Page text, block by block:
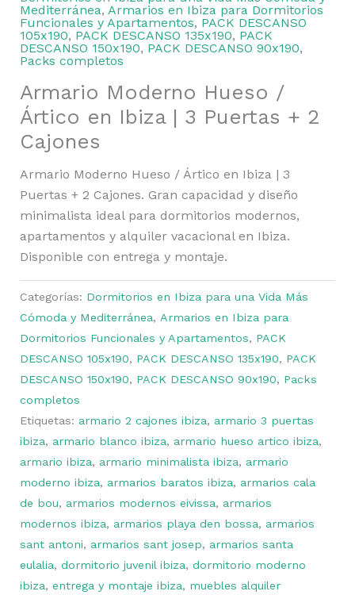
Mediterránea, Armarios en Ibiza para Dormitorios
Funcionales y Apartamentos, PACK DESCANSO
105x190, PACK DESCANSO 135x190, PACK
DESCANSO 150x190, PACK DESCANSO 90x190,
Packs completos
Armario Moderno Hueso /
Ártico en Ibiza | 3 Puertas + 2
Cajones
Armario Moderno Hueso / Ártico en Ibiza | 3
Puertas + 2 Cajones. Gran capacidad y diseño
minimalista ideal para dormitorios modernos,
apartamentos y alquiler vacacional en Ibiza.
Disponible con entrega y montaje.
Categorías: Dormitorios en Ibiza para una Vida Más
Cómoda y Mediterránea, Armarios en Ibiza para
Dormitorios Funcionales y Apartamentos, PACK
DESCANSO 105x190, PACK DESCANSO 135x190, PACK
DESCANSO 150x190, PACK DESCANSO 90x190, Packs
completos
Etiquetas: armario 2 cajones ibiza, armario 3 puertas
ibiza, armario blanco ibiza, armario hueso artico ibiza,
armario ibiza, armario minimalista ibiza, armario
moderno ibiza, armarios baratos ibiza, armarios cala
de bou, armarios modernos eivissa, armarios
modernos ibiza, armarios playa den bossa, armarios
sant antoni, armarios sant josep, armarios santa
eulalia, dormitorio juvenil ibiza, dormitorio moderno
ibiza, entrega y montaje ibiza, muebles alquiler